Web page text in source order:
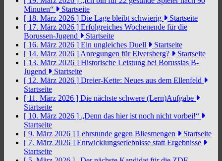
Minuten“
Startseite
[ 18. März 2026 ] Die Lage bleibt schwierig
Startseite
[ 17. März 2026 ] Erfolgreiches Wochenende für die
Borussen-Jugend
Startseite
[ 16. März 2026 ] Ein ungleiches Duell
Startseite
[ 14. März 2026 ] Anregungen für Elversberg?
Startseite
[ 13. März 2026 ] Historische Leistung bei Borussias B-
Jugend
Startseite
[ 12. März 2026 ] Dreier-Kette: Neues aus dem Ellenfeld
Startseite
[ 11. März 2026 ] Die nächste schwere (Lern)Aufgabe
Startseite
[ 10. März 2026 ] „Denn das hier ist noch nicht vorbei!“
Startseite
[ 9. März 2026 ] Lehrstunde gegen Bliesmengen
Startseite
[ 7. März 2026 ] Entwicklungserlebnisse statt Ergebnisse
Startseite